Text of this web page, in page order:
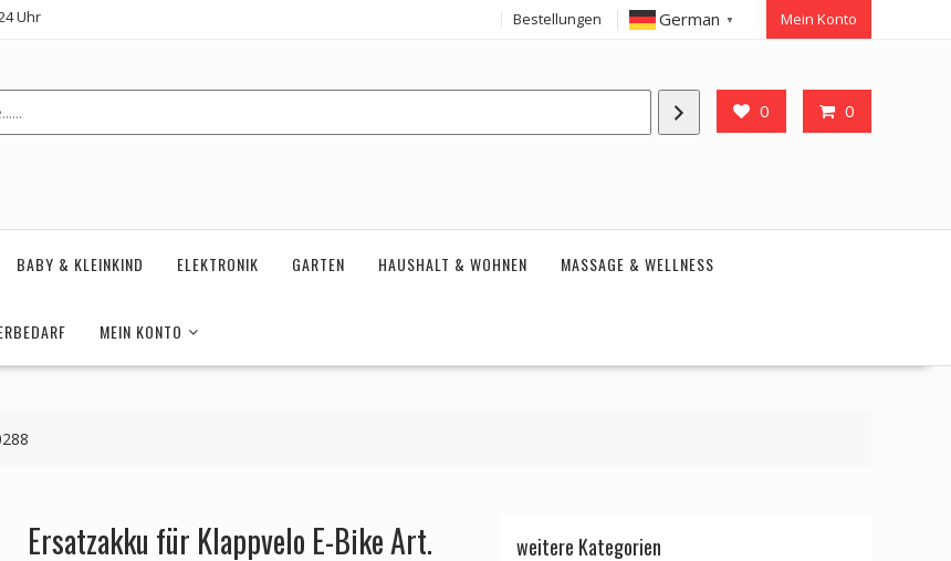
Uhr Bestellungen German ▼ Mein Konto
0 0
BABY & KLEINKIND ELEKTRONIK GARTEN HAUSHALT & WOHNEN MASSAGE & WELLNESS
MEIN KONTO
Ersatzakku für Klappvelo E-Bike Art. weitere Kategorien